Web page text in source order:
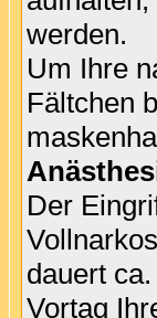
werden.
Um Ihre
Fältchen
Der
dauert
Vortag